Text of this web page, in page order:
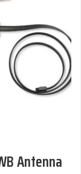
Antenna